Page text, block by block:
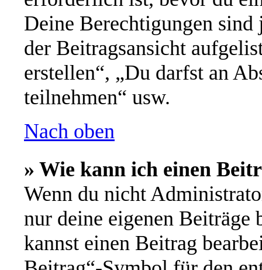
Deine Berechtigungen
der Beitragsansicht
erstellen“, „Du darfst an
teilnehmen“ usw.
Nach oben
» Wie kann ich einen
Wenn du nicht
nur deine eigenen Beiträge
kannst einen Beitrag